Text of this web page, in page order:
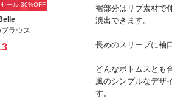
セール 30%OFF
ラウス